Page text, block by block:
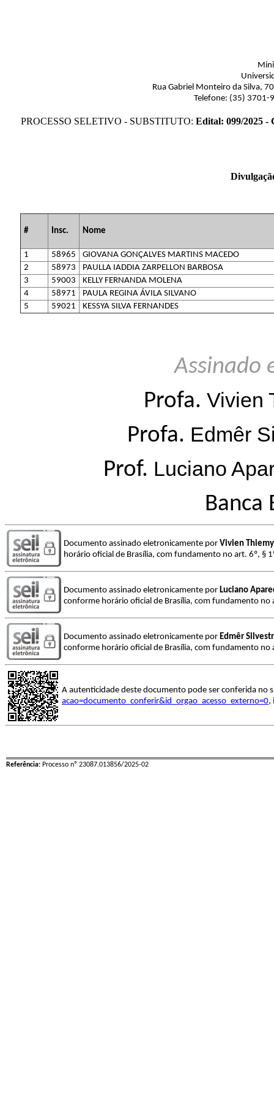
Rua Gabriel Monteiro da Silva,
Telefone: (35)
PROCESSO SELETIVO - SUBSTITUTO: Edital: 099/2025 -
# Insc. Nome
1 58965
GIOVANA GONÇALVES MARTINS MACEDO
2
58973
PAULLA IADDIA ZARPELLON BARBOSA
3
59003
KELLY FERNANDA MOLENA
4
58971
PAULA REGINA ÁVILA SILVANO
5
59021 KESSYA SILVA FERNANDES
Assinado
Profa. Vivien
Profa. Edmêr
Prof. Luciano
Banca
Documento assinado eletronicamente por Vivien Thiemy
horário oficial de Brasília, com fundamento no art. 6º, §
Documento assinado eletronicamente por Luciano
conforme horário oficial de Brasília, com fundamento no
Documento assinado eletronicamente por Edmêr
conforme horário oficial de Brasília, com fundamento no
A autenticidade deste documento pode ser conferida no
acao=documento_conferir&id_orgao_acesso_externo=0,
Referência: Processo nº 23087.013856/2025-02